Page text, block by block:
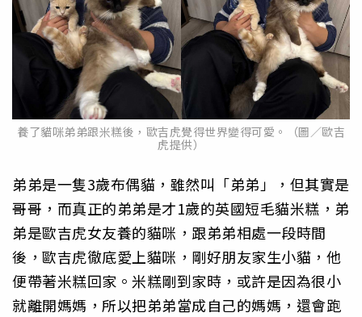
養了貓咪弟弟跟米糕後，歐吉虎覺得世界變得可愛。（圖／歐吉
虎提供）
弟弟是一隻3歲布偶貓，雖然叫「弟弟」，但其實是
哥哥，而真正的弟弟是才1歲的英國短毛貓米糕，弟
弟是歐吉虎女友養的貓咪，跟弟弟相處一段時間
後，歐吉虎徹底愛上貓咪，剛好朋友家生小貓，他
便帶著米糕回家。米糕剛到家時，或許是因為很小
就離開媽媽，所以把弟弟當成自己的媽媽，還會跑